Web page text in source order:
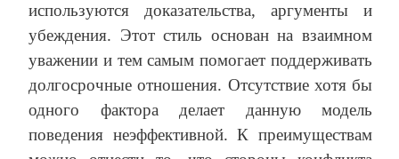
используются доказательства, аргументы и
убеждения. Этот стиль основан на взаимном
уважении и тем самым помогает поддерживать
долгосрочные отношения. Отсутствие хотя бы
одного фактора делает данную модель
поведения неэффективной. К преимуществам